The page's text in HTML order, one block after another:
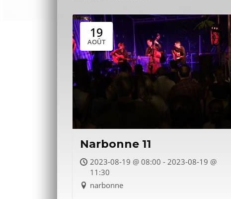
19
AOÛT
Narbonne 11
2023-08-19 @ 08:00 - 2023-08-19 @
11:30
narbonne